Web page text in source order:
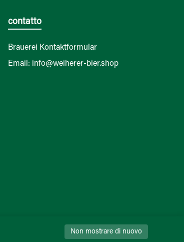
contatto
Brauerei Kontaktformular
Email: info@weiherer-bier.shop
Non mostrare di nuovo